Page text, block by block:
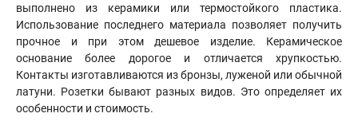
выполнено из керамики или термостойкого пластика.
Использование последнего материала позволяет получить
прочное и при этом дешевое изделие. Керамическое
основание более дорогое и отличается хрупкостью.
Контакты изготавливаются из бронзы, луженой или обычной
латуни. Розетки бывают разных видов. Это определяет их
особенности и стоимость.